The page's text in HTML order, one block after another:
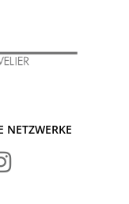
NETZWERKE